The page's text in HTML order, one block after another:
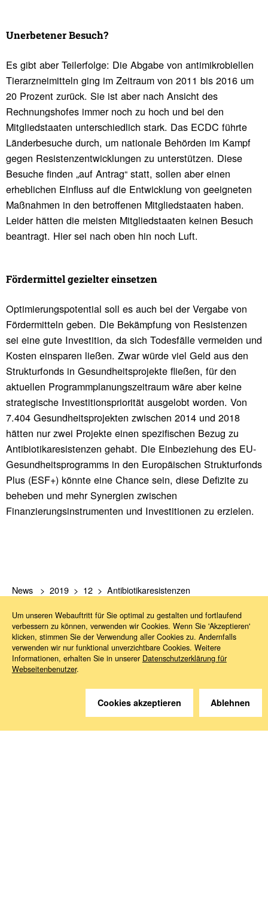
Uner­be­tener Besuch?
Es gibt aber Teilerfolge: Die Abgabe von antimikrobiellen
Tierarzneimitteln ging im Zeitraum von 2011 bis 2016 um
20 Prozent zurück. Sie ist aber nach Ansicht des
Rechnungshofes immer noch zu hoch und bei den
Mitgliedstaaten unterschiedlich stark. Das ECDC führte
Länderbesuche durch, um nationale Behörden im Kampf
gegen Resistenzentwicklungen zu unterstützen. Diese
Besuche finden „auf Antrag“ statt, sollen aber einen
erheblichen Einfluss auf die Entwicklung von geeigneten
Maßnahmen in den betroffenen Mitgliedstaaten haben.
Leider hätten die meisten Mitgliedstaaten keinen Besuch
beantragt. Hier sei nach oben hin noch Luft.
Förder­mittel gezielter einsetzen
Optimierungspotential soll es auch bei der Vergabe von
Fördermitteln geben. Die Bekämpfung von Resistenzen
sei eine gute Investition, da sich Todesfälle vermeiden und
Kosten einsparen ließen. Zwar würde viel Geld aus den
Strukturfonds in Gesundheitsprojekte fließen, für den
aktuellen Programmplanungszeitraum wäre aber keine
strategische Investitionspriorität ausgelobt worden. Von
7.404 Gesundheitsprojekten zwischen 2014 und 2018
hätten nur zwei Projekte einen spezifischen Bezug zu
Antibiotikaresistenzen gehabt. Die Einbeziehung des EU-
Gesundheitsprogramms in den Europäischen Strukturfonds
Plus (ESF+) könnte eine Chance sein, diese Defizite zu
beheben und mehr Synergien zwischen
Finanzierungsinstrumenten und Investitionen zu erzielen.
News 2019 12 Antibiotikaresistenzen
Sie haben Fragen?
Wir helfen gerne weiter.
Um unseren Webauftritt für Sie optimal zu gestalten und fortlaufend
verbessern zu können, verwenden wir Cookies. Wenn Sie 'Akzeptieren'
klicken, stimmen Sie der Verwendung aller Cookies zu. Andernfalls
verwenden wir nur funktional unverzichtbare Cookies. Weitere
Informationen, erhalten Sie in unserer Datenschutzerklärung für
Webseitenbenutzer.
Cookies akzeptieren Ablehnen